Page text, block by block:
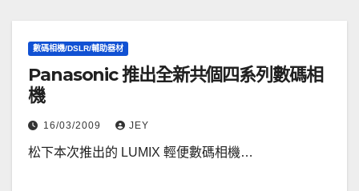
數碼相機/DSLR/輔助器材
Panasonic 推出全新共個四系列數碼相
機
16/03/2009 JEY
松下本次推出的 LUMIX 輕便數碼相機…